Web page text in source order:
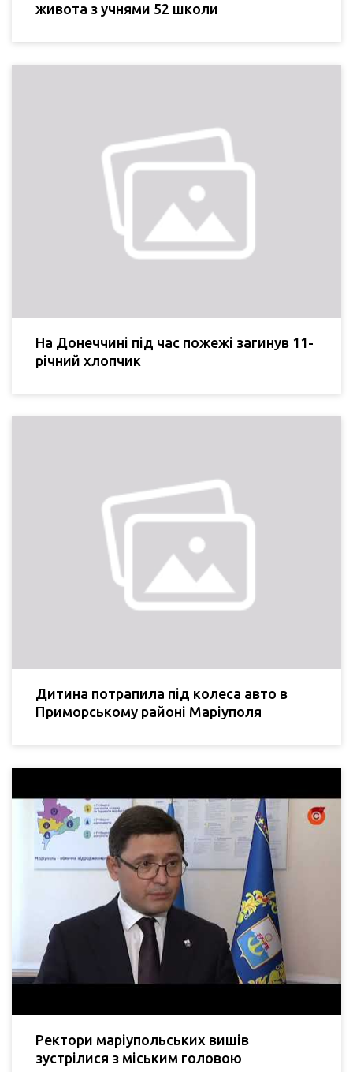
живота з учнями 52 школи
На Донеччині під час пожежі загинув 11-
річний хлопчик
Дитина потрапила під колеса авто в
Приморському районі Маріуполя
Ректори маріупольських вишів
зустрілися з міським головою